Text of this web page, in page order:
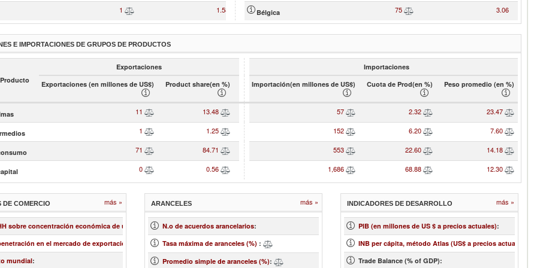
1 1.58 Bélgica 75 3.06
E IMPORTACIONES DE GRUPOS DE PRODUCTOS
Exportaciones
Importaciones
Exportaciones (en millones de US$)
Product share(en %) Importación(en millones de US$) Cuota de Prod(en %) Peso promedio (en %)
11 13.48 57 2.32 23.47
1 1.25 152 6.20 7.60
71 84.71 553 22.60 14.18
0 0.56 1,686 68.88 12.30
DE COMERCIO más »
sobre concentración económica de un mercado 0.13
en el mercado de exportación 1.39
mundial: -3.13
ARANCELES más »
N.o de acuerdos arancelarios: 2
Tasa máxima de aranceles (%) : 35
Promedio simple de aranceles (%): 13.63
INDICADORES DE DESARROLLO más »
PIB (en millones de US $ a precios actuales):
INB per cápita, método Atlas (US$ a precios actuales)
Trade Balance (% of GDP):